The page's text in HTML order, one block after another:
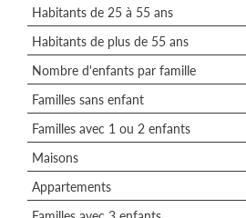
Habitants de 25 à 55 ans
Habitants de plus de 55 ans
Nombre d'enfants par famille
Familles sans enfant
Familles avec 1 ou 2 enfants
Maisons
Appartements